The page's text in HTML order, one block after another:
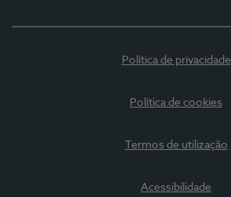
Política de privacidade
Política de cookies
Termos de utilização
Acessibilidade